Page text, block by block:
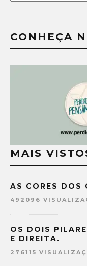
CONHEÇA
MAIS
AS CORES DOS
492096
OS DOIS
E DIREITA.
276115